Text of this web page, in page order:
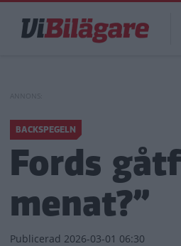
huvudinnehåll
BACKSPEGELN
Fords
menat?”
Publicerad 2026-03-01 06:30